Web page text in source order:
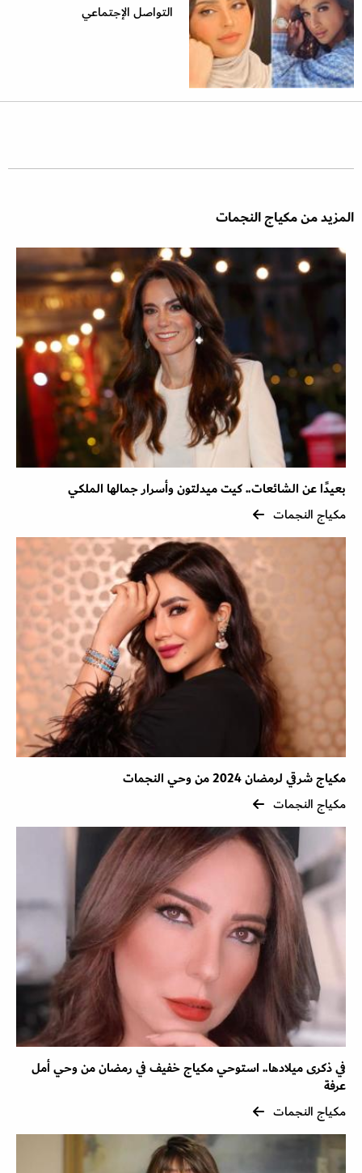
التواصل الإجتماعي
المزيد من مكياج النجمات
بعيدًا عن الشائعات.. كيت ميدلتون وأسرار جمالها الملكي
مكياج النجمات
مكياج شرقي لرمضان 2024 من وحي النجمات
مكياج النجمات
في ذكرى ميلادها.. استوحي مكياج خفيف في رمضان من وحي أمل
عرفة
مكياج النجمات